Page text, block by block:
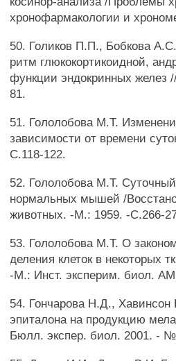
хронофармакологии и
50. Голиков П.П., Бобкова
ритм глюкокортикоидной,
функции эндокринных
81.
51. Гололобова М.Т.
зависимости от времени
С.118-122.
52. Гололобова М.Т.
нормальных мышей /
животных. -М.: 1959. -С.266-
53. Гололобова М.Т. О
деления клеток в некоторых
-М.: Инст. эксперим. биол.
54. Гончарова Н.Д.,
эпиталона на продукцию
Бюлл. экспер. биол. 2001. -